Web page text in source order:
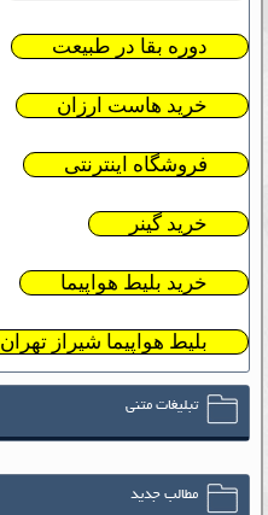
دوره بقا در طبیعت
خرید هاست ارزان
فروشگاه اینترنتی
خرید گینر
خرید بلیط هواپیما
بلیط هواپیما شیراز تهران
تبلیغات متنی
مطالب جدید